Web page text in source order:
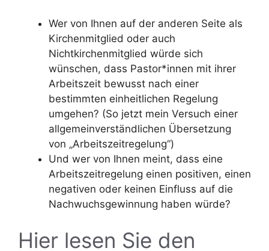
Wer von Ihnen auf der anderen Seite als
Kirchenmitglied oder auch
Nichtkirchenmitglied würde sich
wünschen, dass Pastor*innen mit ihrer
Arbeitszeit bewusst nach einer
bestimmten einheitlichen Regelung
umgehen? (So jetzt mein Versuch einer
allgemeinverständlichen Übersetzung
von „Arbeitszeitregelung“)
Und wer von Ihnen meint, dass eine
Arbeitszeitregelung einen positiven, einen
negativen oder keinen Einfluss auf die
Nachwuchsgewinnung haben würde?
Hier lesen Sie den